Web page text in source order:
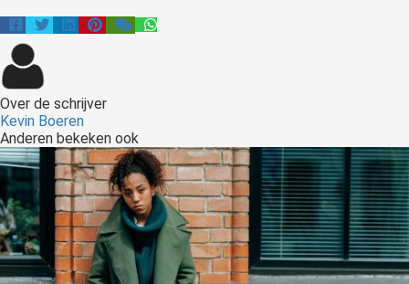
Over de schrijver
Kevin Boeren
Anderen bekeken ook